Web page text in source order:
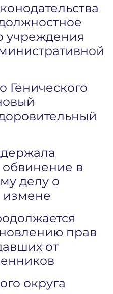
учреждения
Генического
обвинение в
делу о
измене
прав
от
округа